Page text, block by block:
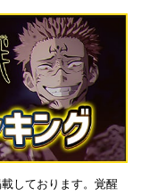
しております。覚醒